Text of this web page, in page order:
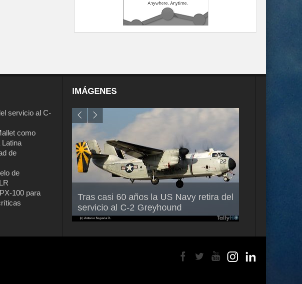
servicio al C-
como
de
de
100 para
IMÁGENES
Tras casi 60 años la US Navy retira del
servicio al C-2 Greyhound
Air France-KLM anuncia a Guilhem
Mallet como nuevo Director General
para América Latina